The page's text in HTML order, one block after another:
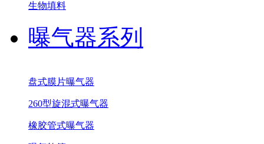
生物填料
曝气器系列
盘式膜片曝气器
260型旋混式曝气器
橡胶管式曝气器